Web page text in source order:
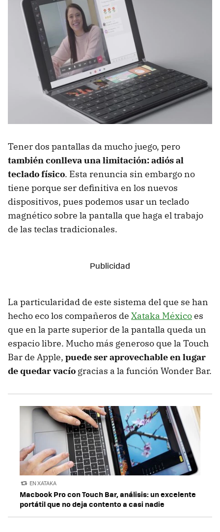
Tener dos pantallas da mucho juego, pero
también conlleva una limitación: adiós al
teclado físico. Esta renuncia sin embargo no
tiene porque ser definitiva en los nuevos
dispositivos, pues podemos usar un teclado
magnético sobre la pantalla que haga el trabajo
de las teclas tradicionales.
La particularidad de este sistema del que se han
hecho eco los compañeros de Xataka Méxicoes
que en la parte superior de la pantalla queda un
espacio libre. Mucho más generoso que la Touch
Bar de Apple, puede ser aprovechable en lugar
de quedar vacío gracias a la función Wonder Bar.
EN XATAKA
Macbook Pro con Touch Bar, análisis: un excelente
portátil que no deja contento a casi nadie